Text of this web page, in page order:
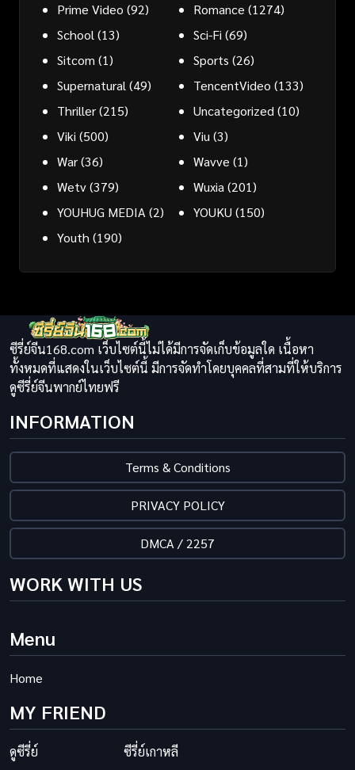
Prime Video (92) Romance (1274)
School(13) Sci-Fi (69)
Sitcom (1) Sports (26)
Supernatural(49) TencentVideo (133)
Thriller(215) Uncategorized(10)
Viki (500) Viu(3)
War(36) Wavve (1)
Wetv(379) Wuxia(201)
YOUHUG MEDIA(2) YOUKU (150)
Youth (190)
ซีรี่ย์จีน168.com เว็บไซต์นี้ไม่ได้มีการจัดเก็บข้อมูลใด เนื้อหา
ทั้งหมดที่แสดงในเว็บไซต์นี้ มีการจัดทำโดยบุคคลที่สามที่ให้บริการ
ดูซีรี่ย์จีนพากย์ไทยฟรี
INFORMATION
Terms & Conditions
PRIVACY POLICY
DMCA / 2257
WORK WITH US
Menu
Home
MY FRIEND
ดูซีรี่ย์ ซีรี่ย์เกาหลี